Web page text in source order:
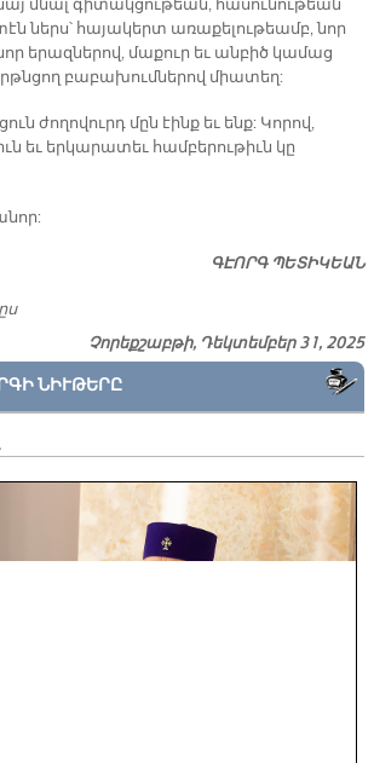
մնալ գիտակցութեան, հասունութեան
ներս՝ հայակերտ առաքելութեամբ, նոր
նոր երազներով, մաքուր եւ անբիծ կամաց
բաբախումներով միատեղ:
ժողովուրդ մըն էինք եւ ենք: Կորով,
եւ երկարատեւ համբերութիւն կը
ԳԷՈՐԳ ՊԵՏԻԿԵԱՆ
Չորեքշաբթի, Դեկտեմբեր 31, 2025
ՆԻՒԹԵՐԸ